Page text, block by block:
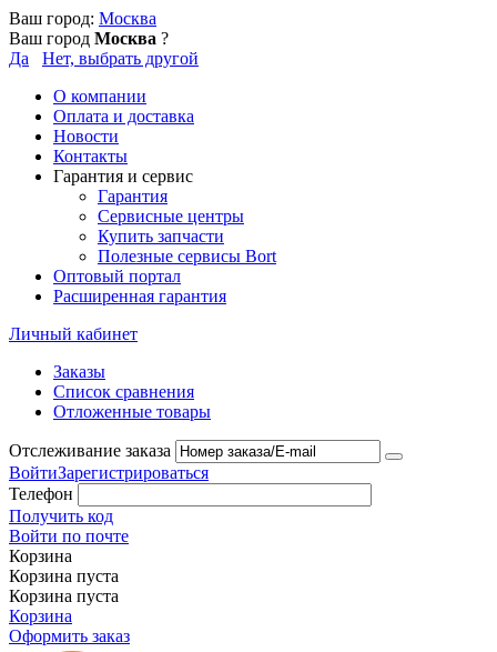
Ваш город: Москва
Ваш город Москва ?
Да
Нет, выбрать другой
О компании
Оплата и доставка
Новости
Контакты
Гарантия и сервис
Гарантия
Сервисные центры
Купить запчасти
Полезные сервисы Bort
Оптовый портал
Расширенная гарантия
Личный кабинет
Заказы
Список сравнения
Отложенные товары
Отслеживание заказа
ВойтиЗарегистрироваться
Телефон
Получить код
Войти по почте
Корзина
Корзина пуста
Корзина пуста
Корзина
Оформить заказ